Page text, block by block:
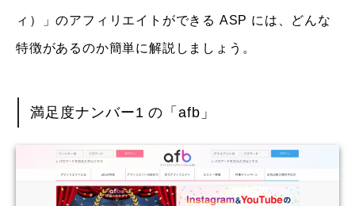
ィ）」のアフィリエイトができる ASP には、どんな
特徴があるのか簡単に解説しましょう。
満足度ナンバー1 の「afb」